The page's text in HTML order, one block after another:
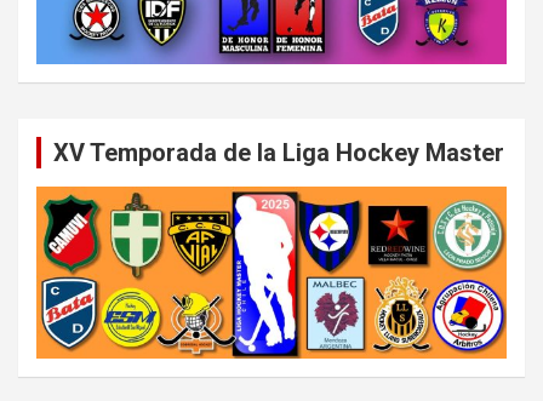
XV Temporada de la Liga Hockey Master